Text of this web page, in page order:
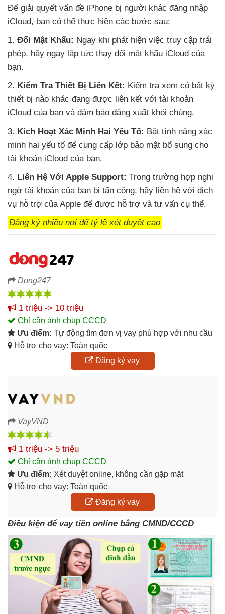
Để giải quyết vấn đề iPhone bị người khác đăng nhập
iCloud, bạn có thể thực hiện các bước sau:
1. Đổi Mật Khẩu: Ngay khi phát hiện việc truy cập trái
phép, hãy ngay lập tức thay đổi mật khẩu iCloud của
bạn.
2. Kiểm Tra Thiết Bị Liên Kết: Kiểm tra xem có bất kỳ
thiết bị nào khác đang được liên kết với tài khoản
iCloud của bạn và đảm bảo đăng xuất khỏi chúng.
3. Kích Hoạt Xác Minh Hai Yếu Tố: Bật tính năng xác
minh hai yếu tố để cung cấp lớp bảo mật bổ sung cho
tài khoản iCloud của bạn.
4. Liên Hệ Với Apple Support: Trong trường hợp nghi
ngờ tài khoản của bạn bị tấn công, hãy liên hệ với dịch
vụ hỗ trợ của Apple để được hỗ trợ và tư vấn cụ thể.
Đăng ký nhiều nơi để tỷ lệ xét duyệt cao
Dong247
1 triệu -> 10 triệu
Chỉ cần ảnh chụp CCCD
Ưu điểm: Tự động tìm đơn vị vay phù hợp với nhu cầu
Hỗ trợ cho vay: Toàn quốc
Đăng ký vay
VayVND
1 triệu -> 5 triệu
Chỉ cần ảnh chụp CCCD
Ưu điểm: Xét duyệt online, không cần gặp mặt
Hỗ trợ cho vay: Toàn quốc
Đăng ký vay
Điều kiện để vay tiền online bằng CMND/CCCD